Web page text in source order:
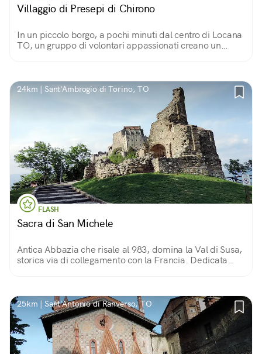
Villaggio di Presepi di Chirono
In un piccolo borgo, a pochi minuti dal centro di Locana
TO, un gruppo di volontari appassionati creano un
24km | Sant'Ambrogio di Torino, TO
FLASH
Sacra di San Michele
Antica Abbazia che risale al 983, domina la Val di Susa,
storica via di collegamento con la Francia. Dedicata
25km | Sant'Antonio di Ranverso, TO